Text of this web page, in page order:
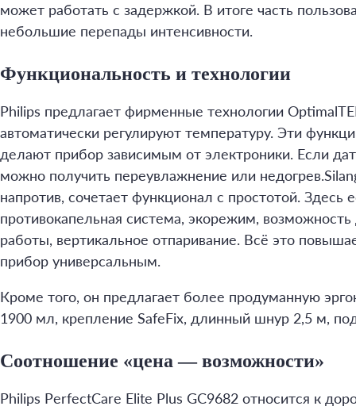
может работать с задержкой. В итоге часть
небольшие перепады интенсивности.
Функциональность и технологии
Philips предлагает фирменные технологии
автоматически регулируют температуру. Эти
делают прибор зависимым от электроники. Если
можно получить переувлажнение или
напротив, сочетает функционал с простотой. Здесь
противокапельная система, экорежим,
работы, вертикальное отпаривание. Всё это
прибор универсальным.
Кроме того, он предлагает более продуманную
1900 мл, крепление SafeFix, длинный шнур 2,5 м,
Соотношение «цена — возможности»
Philips PerfectCare Elite Plus GC9682 относится к